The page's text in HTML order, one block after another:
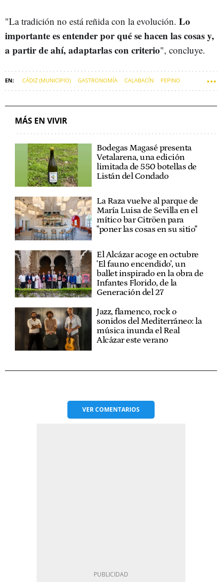
"La tradición no está reñida con la evolución. Lo
importante es entender por qué se hacen las cosas y,
a partir de ahí, adaptarlas con criterio", concluye.
CÁDIZ (MUNICIPIO) GASTRONOMÍA CALABACÍN PEPINO
MÁS EN VIVIR
Bodegas Magasé presenta
Vetalarena, una edición
limitada de 550 botellas de
Listán del Condado
La Raza vuelve al parque de
María Luisa de Sevilla en el
mítico bar Citröen para
"poner las cosas en su sitio"
El Alcázar acoge en octubre
'El fauno encendido', un
ballet inspirado en la obra de
Infantes Florido, de la
Generación del 27
Jazz, flamenco, rock o
sonidos del Mediterráneo: la
música inunda el Real
Alcázar este verano
VERCOMENTARIOS